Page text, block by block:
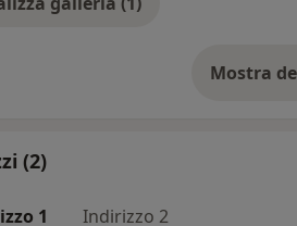
Mostra
(2)
1 Indirizzo 2